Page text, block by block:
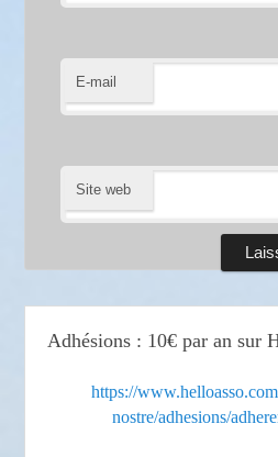
E-mail
Site web
Adhésions : 10€ par an sur
https://
nostre/adhesions/